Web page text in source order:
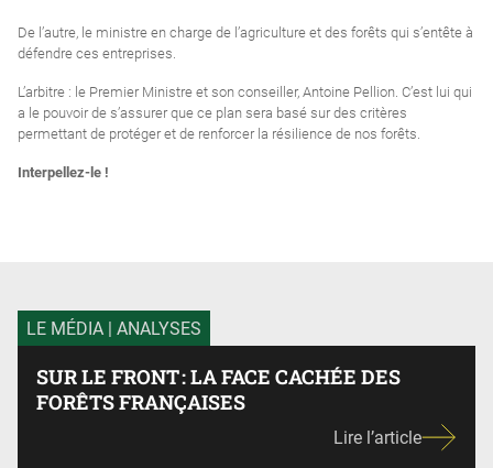
De l’autre, le ministre en charge de l’agriculture et des forêts qui s’entête à
défendre ces entreprises.
L’arbitre : le Premier Ministre et son conseiller, Antoine Pellion. C’est lui qui
a le pouvoirde s’assurer que ce plansera basé surdes critères
permettant de protéger et de renforcer la résilience de nos forêts.
Interpellez-le !
LE MÉDIA | ANALYSES
SUR LE FRONT : LA FACE CACHÉE DES
FORÊTS FRANÇAISES
Lire l’article